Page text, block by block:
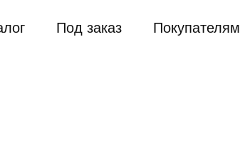
Под заказ Покупателям